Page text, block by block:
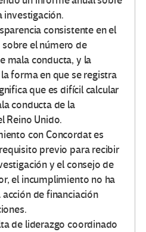
investigación.
consistente en el
el número de
mala conducta, y la
forma en que se registra
que es difícil calcular
conducta de la
Reino Unido.
con Concordat es
previo para recibir
y el consejo de
el incumplimiento no ha
de financiación
de liderazgo coordinado